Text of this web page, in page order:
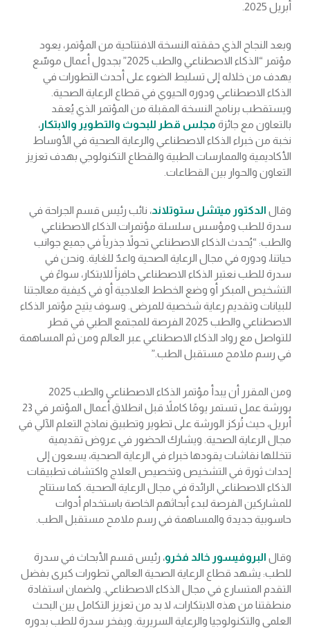
أبريل 2025.
وبعد النجاح الذي حققته النسخة الافتتاحية من المؤتمر، يعود
مؤتمر “الذكاء الاصطناعي والطب 2025” بجدول أعمال موسّع
يهدف من خلاله إلى تسليط الضوء على أحدث التطورات في
الذكاء الاصطناعي ودوره الحيوي في قطاع الرعاية الصحية.
ويستقطب برنامج النسخة المقبلة من المؤتمر الذي يُعقد
بالتعاون مع جائزة مجلس قطر للبحوث والتطوير والابتكار،
نخبة من خبراء الذكاء الاصطناعي والرعاية الصحية في الأوساط
الأكاديمية والممارسات الطبية والقطاع التكنولوجي بهدف تعزيز
التعاون والحوار بين القطاعات.
وقال الدكتور ميتشل ستوتلاند، نائب رئيس قسم الجراحة في
سدرة للطب ومؤسس سلسلة مؤتمرات الذكاء الاصطناعي
والطب: “يُحدث الذكاء الاصطناعي تحولاً جذرياً في جميع جوانب
حياتنا، ودوره في مجال الرعاية الصحية واعدٌ للغاية. ونحن في
سدرة للطب نعتبر الذكاء الاصطناعي حافزاً للابتكار، سواءً في
التشخيص المبكر أو وضع الخطط العلاجية أو في كيفية معالجتنا
للبيانات وتقديم رعاية شخصية للمرضى. وسوف يتيح مؤتمر الذكاء
الاصطناعي والطب 2025 الفرصة للمجتمع الطبي في قطر
للتواصل مع رواد الذكاء الاصطناعي عبر العالم ومن ثم المساهمة
في رسم ملامح مستقبل الطب.”
ومن المقرر أن يبدأ مؤتمر الذكاء الاصطناعي والطب 2025
بورشة عمل تستمر يومًا كاملاً قبل انطلاق أعمال المؤتمر في 23
أبريل، حيث تُركز الورشة على تطوير وتطبيق نماذج التعلم الآلي في
مجال الرعاية الصحية. ويشارك الحضور في عروض تقديمية
تتخللها نقاشات يقودها خبراء في الرعاية الصحية، يسعون إلى
إحداث ثورة في التشخيص وتخصيص العلاج واكتشاف تطبيقات
الذكاء الاصطناعي الرائدة في مجال الرعاية الصحية. كما ستتاح
للمشاركين الفرصة لبدء أبحاثهم الخاصة باستخدام أدوات
حاسوبية جديدة والمساهمة في رسم ملامح مستقبل الطب.
وقال البروفيسور خالد فخرو، رئيس قسم الأبحاث في سدرة
للطب: يشهد قطاع الرعاية الصحية العالمي تطورات كبرى بفضل
التقدم المتسارع في مجال الذكاء الاصطناعي. ولضمان استفادة
منطقتنا من هذه الابتكارات، لا بد من تعزيز التكامل بين البحث
العلمي والتكنولوجيا والرعاية السريرية. ويفخر سدرة للطب بدوره